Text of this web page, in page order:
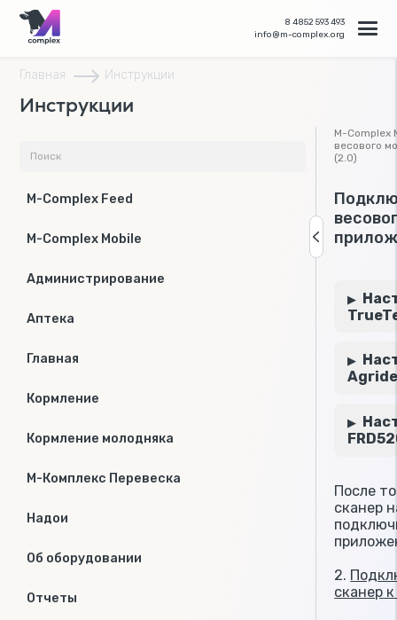
8 4852 593 493
info@m-complex.org
Главная Инструкции
Инструкции
M-Complex Feed
M-Complex Mobile
Администрирование
Аптека
Главная
Кормление
Кормление молодняка
М-Комплекс Перевеска
Надои
Об оборудовании
Отчеты
M-Complex
весового
(2.0)
После
сканер
2.
сканер